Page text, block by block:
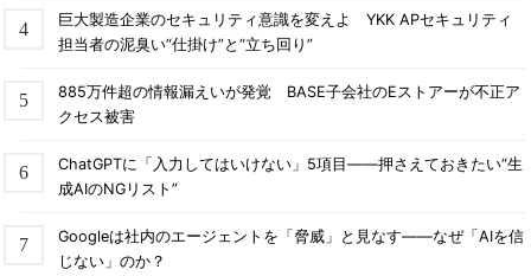
巨大製造企業のセキュリティ意識を変えよ YKK APセキュリティ
担当者の泥臭い“仕掛け”と“立ち回り”
885万件超の情報漏えいが発覚 BASE子会社のEストアーが不正ア
クセス被害
ChatGPTに「入力してはいけない」5項目――押さえておきたい“生
成AIのNGリスト”
Googleは社内のエージェントを「脅威」と見なす――なぜ「AIを信
じない」のか？